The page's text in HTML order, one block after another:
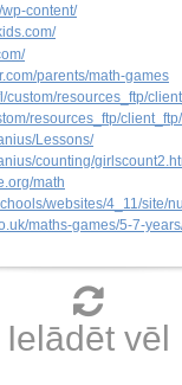
wp-content/
parents/math-games
custom/resources_ftp/
resources_ftp/
Lessons/
counting/
math
websites/4_11/site/
maths-games/5-7-
Ielādēt vēl